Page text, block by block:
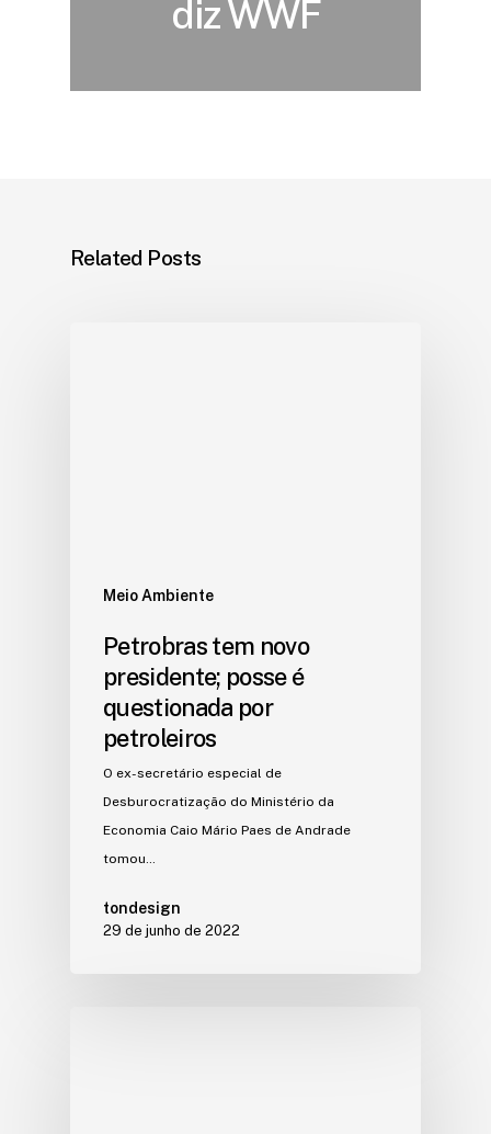
diz WWF
Related Posts
Meio Ambiente
Petrobras tem novo
presidente; posse é
questionada por
petroleiros
O ex-secretário especial de
Desburocratização do Ministério da
Economia Caio Mário Paes de Andrade
tomou…
tondesign
29 de junho de 2022